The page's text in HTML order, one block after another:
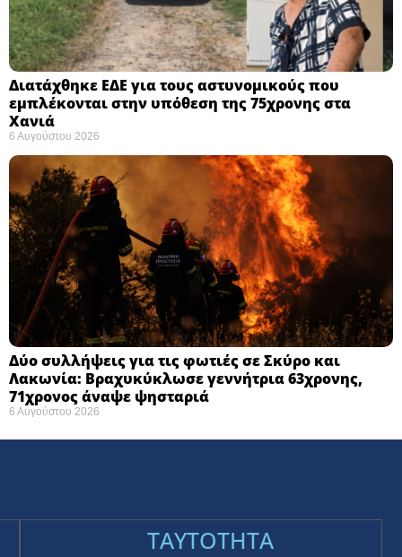
Διατάχθηκε ΕΔΕ για τους αστυνομικούς που
εμπλέκονται στην υπόθεση της 75χρονης στα
Χανιά
6 Αυγούστου 2026
Δύο συλλήψεις για τις φωτιές σε Σκύρο και
Λακωνία: Βραχυκύκλωσε γεννήτρια 63χρονης,
71χρονος άναψε ψησταριά
6 Αυγούστου 2026
TAYTOTHTA